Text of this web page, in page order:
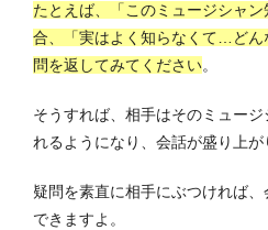
たとえば、「このミュージシャ
合、「実はよく知らなくて…どん
問を返してみてください。
そうすれば、相手はそのミュージ
れるようになり、会話が盛り上が
疑問を素直に相手にぶつければ
できますよ。